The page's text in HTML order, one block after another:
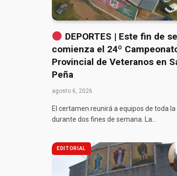
DEPORTES | Este fin de
comienza el 24º
Provincial de Veteranos en
Peña
agosto 6, 2026
El certamen reunirá a equipos de toda
durante dos fines de semana. La…
EDITORIAL